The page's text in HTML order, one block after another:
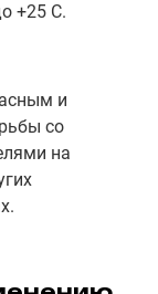
+25 С.
и
со
на